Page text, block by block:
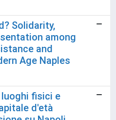
Solidarity,
among
and
Age Naples
fisici e
d'età